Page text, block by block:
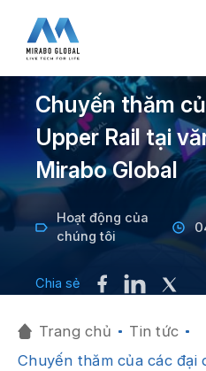
Chuyến thăm
Upper Rail tại
Mirabo Global
Hoạt động của
chúng tôi
Chia sẻ
Trang chủ
Tin tức
Chuyến thăm của các đại